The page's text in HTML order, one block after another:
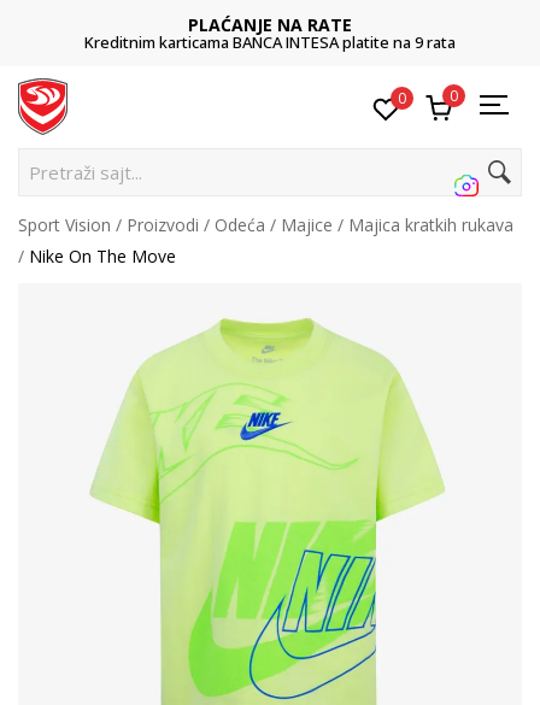
PLAĆANJE NA RATE
Kreditnim karticama BANCA INTESA platite na 9 rata
0 0
Pre
Sport Vision Proizvodi Odeća Majice
Majica kratkih rukava
Nike On The Move